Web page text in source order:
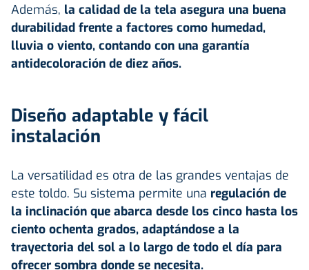
Además, la calidad de la tela asegura una buena
durabilidad frente a factores como humedad,
lluvia o viento, contando con una garantía
antidecoloración de diez años.
Diseño adaptable y fácil
instalación
La versatilidad es otra de las grandes ventajas de
este toldo. Su sistema permite una regulación de
la inclinación que abarca desde los cinco hasta los
ciento ochenta grados, adaptándose a la
trayectoria del sol a lo largo de todo el día para
ofrecer sombra donde se necesita.